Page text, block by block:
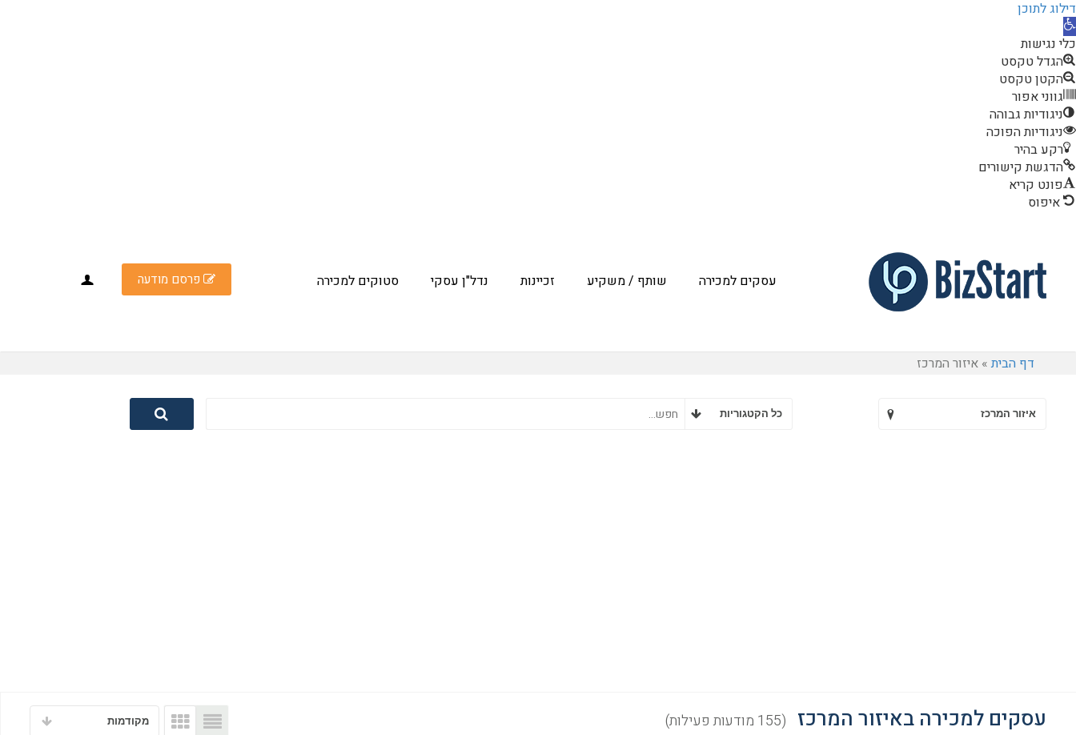
דילוג לתוכן
פתח
סרגל
נגישות
כלי נגישות
הגדל טקסט
הקטן טקסט
גווני אפור
ניגודיות גבוהה
ניגודיות הפוכה
רקע בהיר
הדגשת קישורים
פונט קריא
איפוס
עסקים למכירה שותף / משקיע זכיינות נדל"ן עסקי סטוקים למכירה פרסם מודעה
דף הבית» איזור המרכז
איזור המרכז כל הקטגוריות
עסקים למכירה באיזור המרכז (155 מודעות פעילות) מקודמות